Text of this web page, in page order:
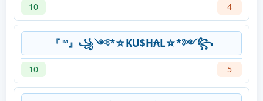
10 4
『™』꧁༺*☆KU$H₳L☆*༻꧂
10 5